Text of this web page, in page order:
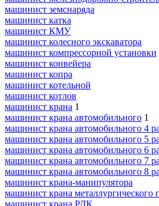
машинист земснаряда
машинист катка
машинист КМУ
машинист колесного экскаватора
машинист компрессорной установки
машинист конвейера
машинист копра
машинист котельной
машинист котлов
машинист крана 1
машинист крана автомобильного 1
машинист крана автомобильного 4
машинист крана автомобильного 5
машинист крана автомобильного 6
машинист крана автомобильного 7
машинист крана автомобильного 8
машинист крана-манипулятора
машинист крана металлургического
машинист крана РДК